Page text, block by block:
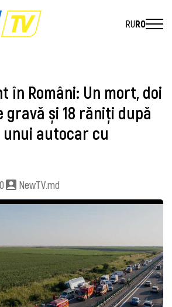
RURO
în Români: Un mort, doi
gravă și 18 răniți după
autocar cu
NewTV.md